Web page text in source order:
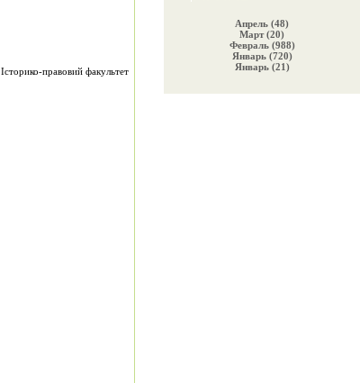
Історико-правовий факультет
Апрель (48)
Март (20)
Февраль (988)
Январь (720)
Январь (21)